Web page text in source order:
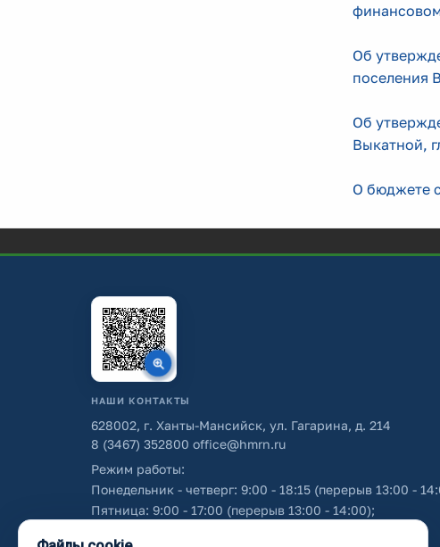
Об
поселения
Об
Выкатной,
О бюджете
НАШИ КОНТАКТЫ
628002, г. Ханты-Мансийск, ул. Гагарина, д. 214
8 (3467) 352800 office@hmrn.ru
Режим работы:
Понедельник - четверг: 9:00 - 18:15 (перерыв 13:00 -
Пятница: 9:00 - 17:00 (перерыв 13:00 - 14:00);